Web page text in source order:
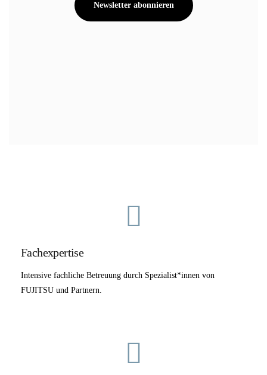
Newsletter abonnieren
Fachexpertise
Intensive fachliche Betreuung durch Spezialist*innen von
FUJITSU und Partnern.